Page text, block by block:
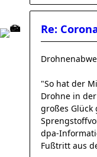
Re:
"So hat der
Drohne in
großes Glück
dpa-
Fußtritt aus